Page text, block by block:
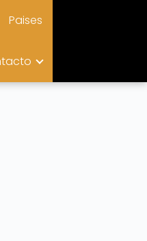
Paises